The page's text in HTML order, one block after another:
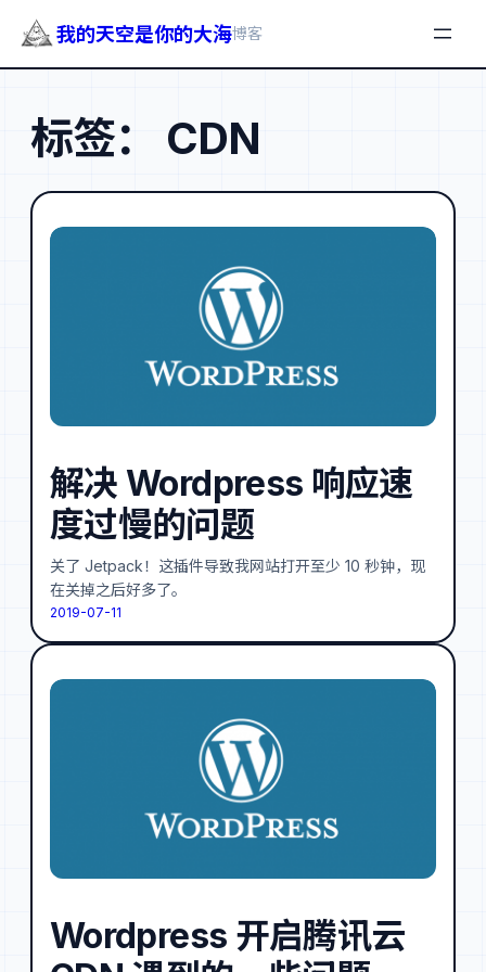
我的天空是你的大海博客
标签： CDN
解决 Wordpress 响应速
度过慢的问题
关了 Jetpack！这插件导致我网站打开至少 10 秒钟，现
在关掉之后好多了。
2019-07-11
Wordpress 开启腾讯云